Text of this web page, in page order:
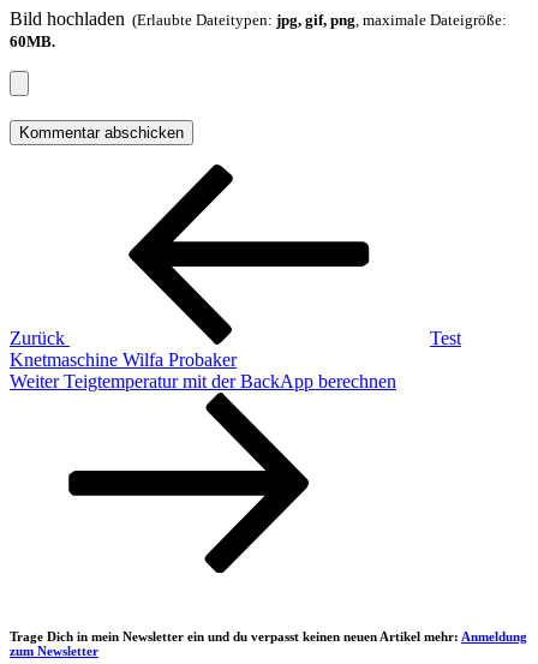
Bild hochladen (Erlaubte Dateitypen: jpg, gif, png , maximale Dateigröße:
60MB.
Beitragsnavigation
Zurück
Test
Knetmaschine Wilfa Probaker
Nächster
Weiter Teigtemperatur mit der BackApp berechnen
Trage Dich in mein Newsletter ein und du verpasst keinen neuen Artikel mehr: Anmeldung
zum Newsletter